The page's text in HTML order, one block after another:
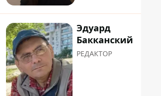
Эдуард
Бакканский
РЕДАКТОР